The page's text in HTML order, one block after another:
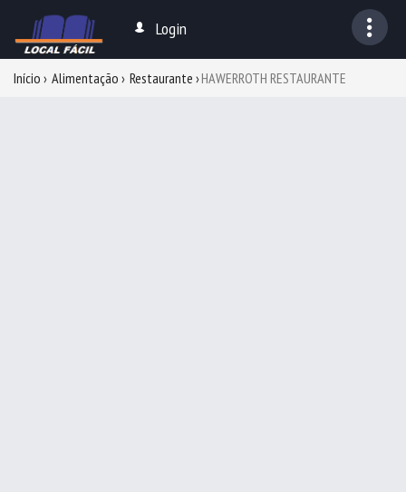
Login
Início Alimentação Restaurante HAWERROTH RESTAURANTE